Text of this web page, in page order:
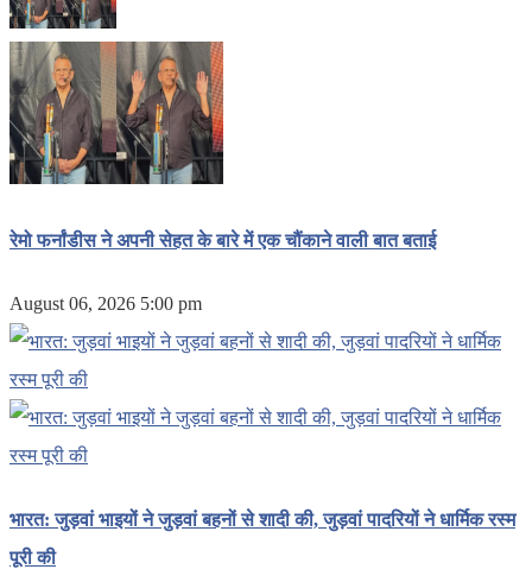
रेमो फर्नांडीस ने अपनी सेहत के बारे में एक चौंकाने वाली बात बताई
August 06, 2026 5:00 pm
भारत: जुड़वां भाइयों ने जुड़वां बहनों से शादी की, जुड़वां पादरियों ने धार्मिक रस्म
पूरी की